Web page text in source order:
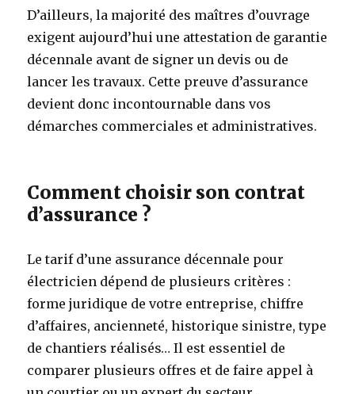
D’ailleurs, la majorité des maîtres d’ouvrage
exigent aujourd’hui une attestation de garantie
décennale avant de signer un devis ou de
lancer les travaux. Cette preuve d’assurance
devient donc incontournable dans vos
démarches commerciales et administratives.
Comment choisir son contrat
d’assurance ?
Le tarif d’une assurance décennale pour
électricien dépend de plusieurs critères :
forme juridique de votre entreprise, chiffre
d’affaires, ancienneté, historique sinistre, type
de chantiers réalisés… Il est essentiel de
comparer plusieurs offres et de faire appel à